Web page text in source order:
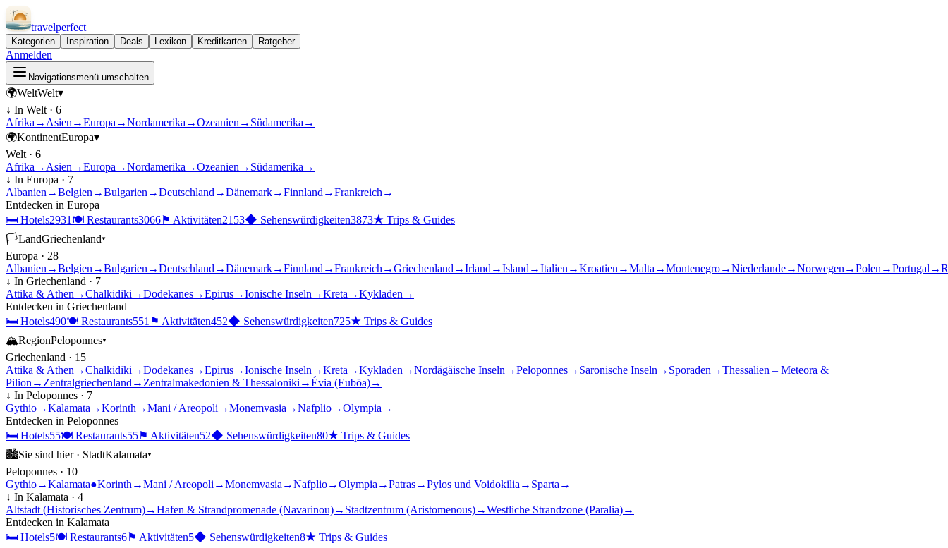
travelperfect
Kategorien Inspiration Deals Lexikon Kreditkarten Ratgeber
Anmelden
Navigationsmenü umschalten
🌍WeltWelt▾
↓ In Welt · 6
Afrika → Asien →Europa →Nordamerika →Ozeanien → Südamerika →
🌍KontinentEuropa▾
Welt · 6
Afrika → Asien →Europa →Nordamerika →Ozeanien → Südamerika →
↓ In Europa · 7
Albanien →Belgien →Bulgarien →Deutschland →Dänemark→Finnland →Frankreich →
Entdecken in Europa
🛏 Hotels2931 🍽 Restaurants3066⚑ Aktivitäten2153◆ Sehenswürdigkeiten3873★ Trips & Guides
🏳LandGriechenland▾
Europa · 28
Albanien →Belgien →Bulgarien →Deutschland →Dänemark→Finnland →Frankreich →Griechenland →Irland →Island →Italien →Kroatien →Malta →Montenegro→Niederlande→Norwegen →Polen →Portugal →
↓ In Griechenland · 7
Attika & Athen →Chalkidiki →Dodekanes→Epirus→Ionische Inseln →Kreta →Kykladen →
Entdecken in Griechenland
🛏 Hotels490🍽 Restaurants551 ⚑ Aktivitäten452◆ Sehenswürdigkeiten725★ Trips & Guides
🏔RegionPeloponnes▾
Griechenland · 15
Attika & Athen →Chalkidiki →Dodekanes→Epirus→Ionische Inseln →Kreta →Kykladen →Nordägäische Inseln →Peloponnes→ Saronische Inseln → Sporaden →Thessalien – Meteora &
Pilion → Zentralgriechenland → Zentralmakedonien & Thessaloniki →Évia (Euböa)→
↓ In Peloponnes · 7
Gythio→Kalamata →Korinth →Mani / Areopoli →Monemvasia →Nafplio→Olympia →
Entdecken in Peloponnes
🛏 Hotels55🍽 Restaurants55⚑ Aktivitäten52◆ Sehenswürdigkeiten80★ Trips & Guides
🏙Sie sind hier · StadtKalamata▾
Peloponnes · 10
Gythio→Kalamata●Korinth →Mani / Areopoli →Monemvasia →Nafplio→Olympia →Patras→Pylos und Voidokilia → Sparta →
↓ In Kalamata · 4
Altstadt (Historisches Zentrum)→Hafen & Strandpromenade (Navarinou)→ Stadtzentrum (Aristomenous)→Westliche Strandzone (Paralia)→
Entdecken in Kalamata
🛏 Hotels5🍽 Restaurants6⚑ Aktivitäten5◆ Sehenswürdigkeiten8★ Trips & Guides